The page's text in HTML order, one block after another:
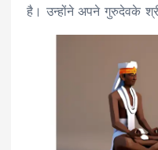
है। उन्होंने अपने गुरुदेवके